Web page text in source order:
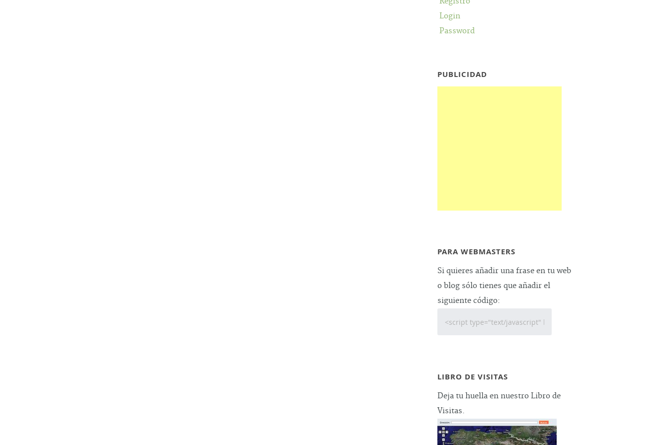
Login
Password
PUBLICIDAD
PARA WEBMASTERS
Si quieres añadir una frase en tu web
o blog sólo tienes que añadir el
siguiente código:
LIBRO DE VISITAS
Deja tu huella en nuestro Libro de
Visitas.